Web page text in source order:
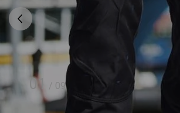
01 / 09